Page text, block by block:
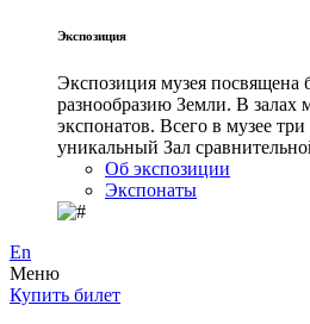
Экспозиция
Экспозиция музея посвящена
разнообразию Земли. В залах
экспонатов. Всего в музее
уникальный Зал
Об экспозиции
Экспонаты
En
Меню
Купить билет